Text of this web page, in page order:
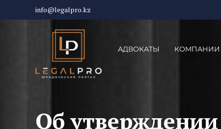
info@legalpro.kz
АДВОКАТЫ КОМПАНИИ
Об